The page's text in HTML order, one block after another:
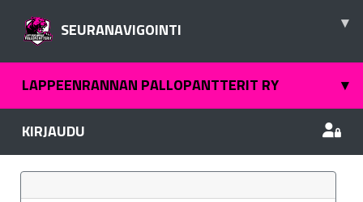
SEURANAVIGOINTI ▾
LAPPEENRANNAN PALLOPANTTERIT RY ▾
KIRJAUDU